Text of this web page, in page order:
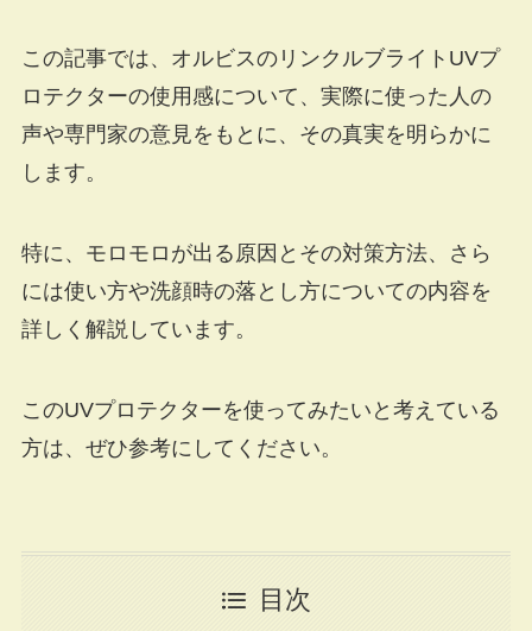
この記事では、オルビスのリンクルブライトUVプ
ロテクターの使用感について、実際に使った人の
声や専門家の意見をもとに、その真実を明らかに
します。
特に、モロモロが出る原因とその対策方法、さら
には使い方や洗顔時の落とし方についての内容を
詳しく解説しています。
このUVプロテクターを使ってみたいと考えている
方は、ぜひ参考にしてください。
目次